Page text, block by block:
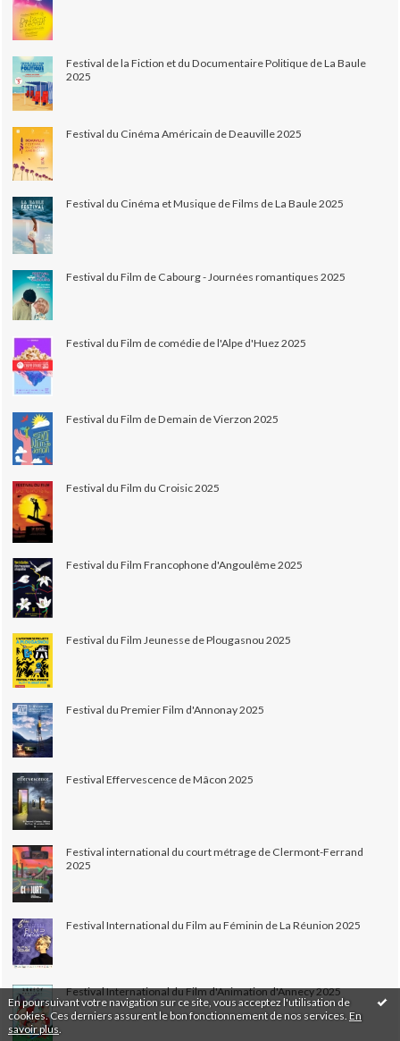
En poursuivant votre navigation sur ce site, vous acceptez l'utilisation de
cookies. Ces derniers assurent le bon fonctionnement de nos services. En
savoir plus
Festival de la Fiction et du Documentaire Politique de La Baule
2025
Festival du Cinéma Américain de Deauville 2025
Festival du Cinéma et Musique de Films de La Baule 2025
Festival du Film de Cabourg - Journées romantiques 2025
Festival du Film de comédie de l'Alpe d'Huez 2025
Festival du Film de Demain de Vierzon 2025
Festival du Film du Croisic 2025
Festival du Film Francophone d'Angoulême 2025
Festival du Film Jeunesse de Plougasnou 2025
Festival du Premier Film d'Annonay 2025
Festival Effervescence de Mâcon 2025
Festival international du court métrage de Clermont-Ferrand
2025
Festival International du Film au Féminin de La Réunion 2025
Festival International du Film d'Animation d'Annecy 2025